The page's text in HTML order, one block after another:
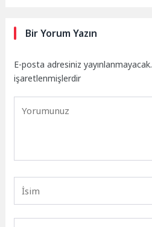
Bir Yorum Yazın
E-posta adresiniz yayınlanmayacak.
işaretlenmişlerdir